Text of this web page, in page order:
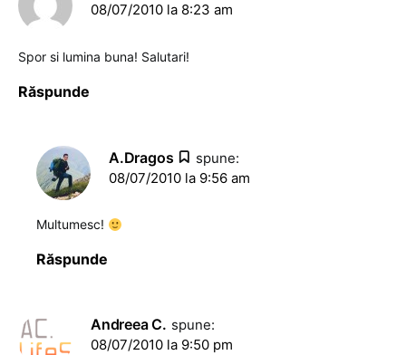
08/07/2010 la 8:23 am
Spor si lumina buna! Salutari!
Răspunde
A.Dragos
spune:
08/07/2010 la 9:56 am
Multumesc!
Răspunde
Andreea C. spune:
08/07/2010 la 9:50 pm